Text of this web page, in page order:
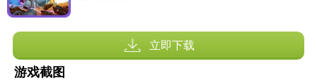
立即下载
游戏截图